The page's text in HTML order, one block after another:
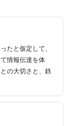
たと仮定して、
情報伝達を体
の大切さと、鉄